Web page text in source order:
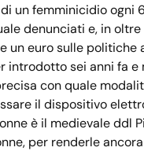
un femminicidio ogni
denunciati e, in
euro sulle politiche
sei anni fa e
con quale
il dispositivo
è il medievale
per renderle